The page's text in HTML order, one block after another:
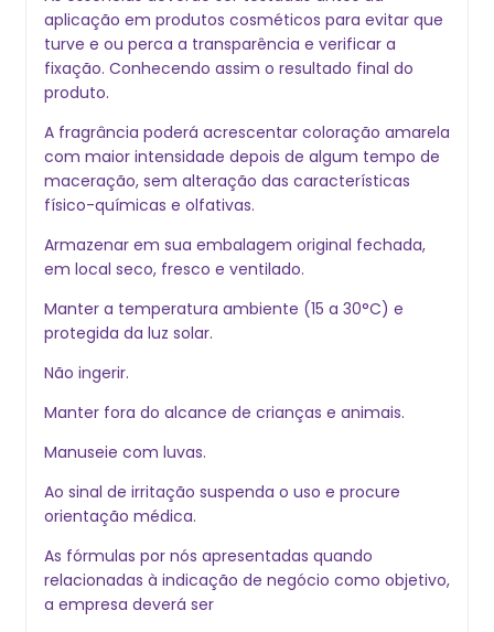
aplicação em produtos cosméticos para evitar que
turve e ou perca a transparência e verificar a
fixação. Conhecendo assim o resultado final do
produto.
A fragrância poderá acrescentar coloração amarela
com maior intensidade depois de algum tempo de
maceração, sem alteração das características
físico-químicas e olfativas.
Armazenar em sua embalagem original fechada,
em local seco, fresco e ventilado.
Manter a temperatura ambiente (15 a 30°C) e
protegida da luz solar.
Não ingerir.
Manter fora do alcance de crianças e animais.
Manuseie com luvas.
Ao sinal de irritação suspenda o uso e procure
orientação médica.
As fórmulas por nós apresentadas quando
relacionadas à indicação de negócio como objetivo,
a empresa deverá ser